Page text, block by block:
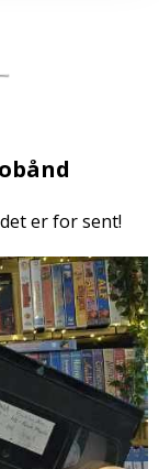
er for sent!